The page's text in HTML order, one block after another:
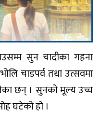
सुन चादीका गहना
चाडपर्व तथा उत्सवमा
छन् । सुनको मूल्य उच्च
घटेको हो ।